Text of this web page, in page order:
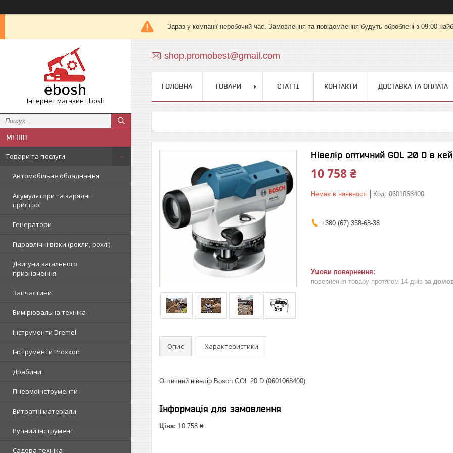
Зараз у компанії неробочий час. Замовлення та повідомлення будуть оброблені з 09:00
Інтернет магазин Ebosh
Товари та послуги
Автомобільне обладнання
Акумулятори та зарядні
пристрої
Генератори
Гідравлічні візки (рокли, рохлі)
Двигуни загального
призначення
Запчастини
Вимірювальна техніка
Інструменти Dremel
Інструменти Proxxon
Драбини
Пневмоінструменти
Витратні матеріали
Ручний інструмент
Садова техніка
shop.promobest@gmail.com
ГОЛОВНА ТОВАРИ СТАТТІ КОНТАКТИ ДОСТАВКА ТА ОПЛАТА
Нівелір оптичний GOL 20 D в
10 758 ₴
Немає в наявності Код: 0601068400
+380 (67) 358-68-38
повернення товару протягом 14 днів за
Опис Характеристики
Оптичний нівелір Bosch GOL 20 D (0601068400)
Інформація для замовлення
Ціна: 10 758 ₴